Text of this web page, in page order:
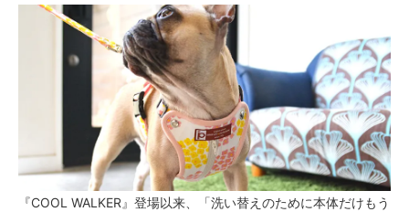
『COOL WALKER』登場以来、「洗い替えのために本体だけもう